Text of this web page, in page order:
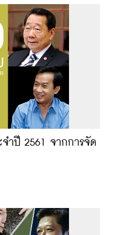
ำปี 2561 จากการจัด